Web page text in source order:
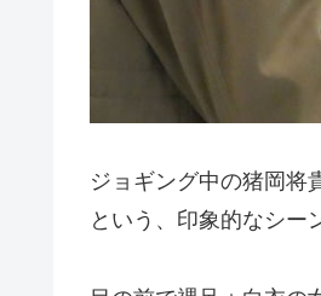
ジョギング中の猪岡
という、印象的なシー